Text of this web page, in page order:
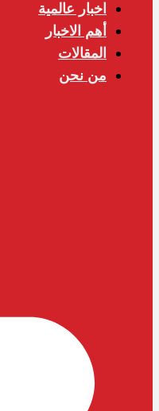
اخبار عالمية
أهم الاخبار
المقالات
من نحن